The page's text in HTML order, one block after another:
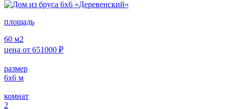
площадь
60 м2
цена от 651000 ₽
размер
6х6 м
комнат
2